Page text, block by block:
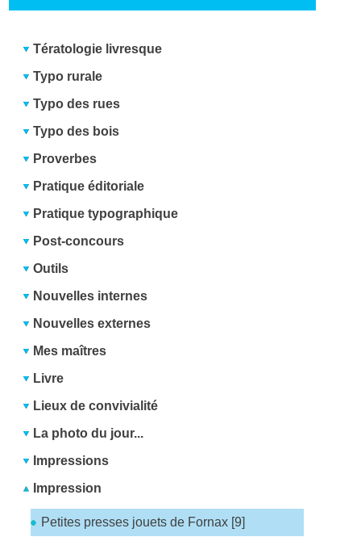
Tératologie livresque
Typo rurale
Typo des rues
Typo des bois
Proverbes
Pratique éditoriale
Pratique typographique
Post-concours
Outils
Nouvelles internes
Nouvelles externes
Mes maîtres
Livre
Lieux de convivialité
La photo du jour...
Impressions
Impression
Petites presses jouets de Fornax [9]